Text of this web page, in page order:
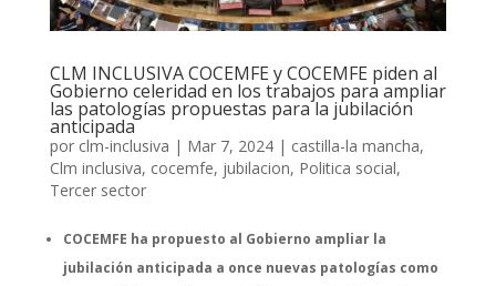
CLM INCLUSIVA COCEMFE y COCEMFE piden al
Gobierno celeridad en los trabajos para ampliar
las patologías propuestas para la jubilación
anticipada
por clm-inclusiva | Mar 7, 2024| castilla-la mancha,
Clm inclusiva, cocemfe, jubilacion, Politica social,
Tercer sector
COCEMFE ha propuesto al Gobierno ampliar la
jubilación anticipada a once nuevas patologías como